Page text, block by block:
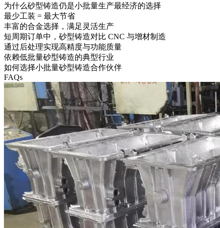
为什么砂型铸造仍是小批量生产最经济的选择
最少工装 = 最大节省
丰富的合金选择，满足灵活生产
短周期订单中，砂型铸造对比 CNC 与增材制造
通过后处理实现高精度与功能质量
依赖低批量砂型铸造的典型行业
如何选择小批量砂型铸造合作伙伴
FAQs